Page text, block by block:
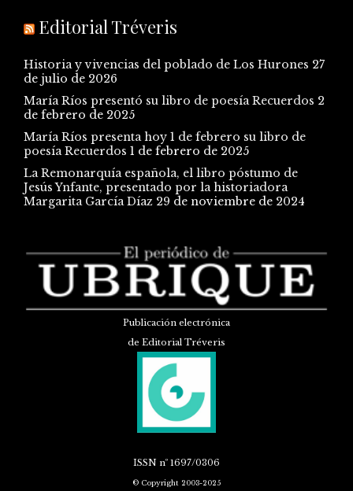
Editorial Tréveris
Historia y vivencias del poblado de Los Hurones 27
de julio de 2026
María Ríos presentó su libro de poesía Recuerdos 2
de febrero de 2025
María Ríos presenta hoy 1 de febrero su libro de
poesía Recuerdos 1 de febrero de 2025
La Remonarquía española, el libro póstumo de
Jesús Ynfante, presentado por la historiadora
Margarita García Díaz 29 de noviembre de 2024
Publicación electrónica
de Editorial Tréveris
ISSN nº 1697/0306
© Copyright 2003-2025